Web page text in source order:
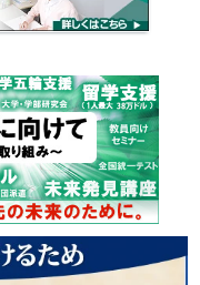
トップリ
ップ